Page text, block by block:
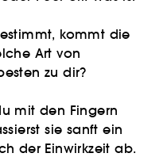
kommt die
Art von
zu dir?
mit den Fingern
sie sanft ein
der Einwirkzeit ab.